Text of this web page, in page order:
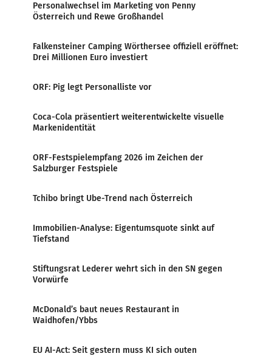
Personalwechsel im Marketing von Penny
Österreich und Rewe Großhandel
Falkensteiner Camping Wörthersee offiziell eröffnet:
Drei Millionen Euro investiert
ORF: Pig legt Personalliste vor
Coca-Cola präsentiert weiterentwickelte visuelle
Markenidentität
ORF-Festspielempfang 2026 im Zeichen der
Salzburger Festspiele
Tchibo bringt Ube-Trend nach Österreich
Immobilien-Analyse: Eigentumsquote sinkt auf
Tiefstand
Stiftungsrat Lederer wehrt sich in den SN gegen
Vorwürfe
McDonald’s baut neues Restaurant in
Waidhofen/Ybbs
EU AI-Act: Seit gestern muss KI sich outen